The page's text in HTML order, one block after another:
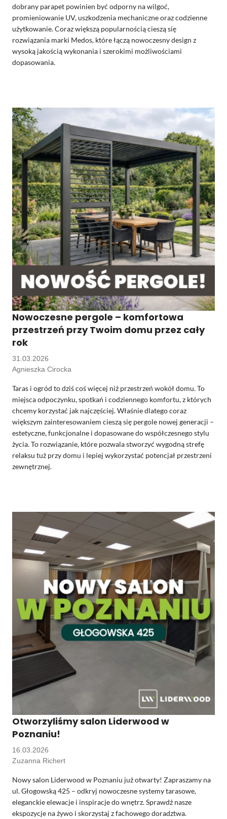
dobrany parapet powinien być odporny na wilgoć,
promieniowanie UV, uszkodzenia mechaniczne oraz codzienne
użytkowanie. Coraz większą popularnością cieszą się
rozwiązania marki Medos, które łączą nowoczesny design z
wysoką jakością wykonania i szerokimi możliwościami
dopasowania.
Nowoczesne pergole – komfortowa
przestrzeń przy Twoim domu przez cały
rok
Agnieszka Cirocka
31.03.2026
Taras i ogród to dziś coś więcej niż przestrzeń wokół domu. To
miejsca odpoczynku, spotkań i codziennego komfortu, z których
chcemy korzystać jak najczęściej. Właśnie dlatego coraz
większym zainteresowaniem cieszą się pergole nowej generacji –
estetyczne, funkcjonalne i dopasowane do współczesnego stylu
życia. To rozwiązanie, które pozwala stworzyć wygodną strefę
relaksu tuż przy domu i lepiej wykorzystać potencjał przestrzeni
zewnętrznej.
Otworzyliśmy salon Liderwood w
Poznaniu!
Zuzanna Richert
16.03.2026
Nowy salon Liderwood w Poznaniu już otwarty! Zapraszamy na
ul. Głogowską 425 – odkryj nowoczesne systemy tarasowe,
eleganckie elewacje i inspiracje do wnętrz. Sprawdź nasze
ekspozycje na żywo i skorzystaj z fachowego doradztwa.